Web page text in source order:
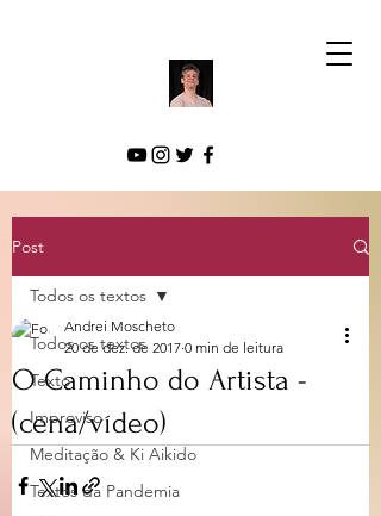
Post
Todos os textos
Texto
Improviso
Meditação & Ki Aikido
Textos da Pandemia
Todos os textos
O Caminho do Artista -
(cena/vídeo)
Andrei Moscheto
20 de dez. de 2017 0 min de leitura